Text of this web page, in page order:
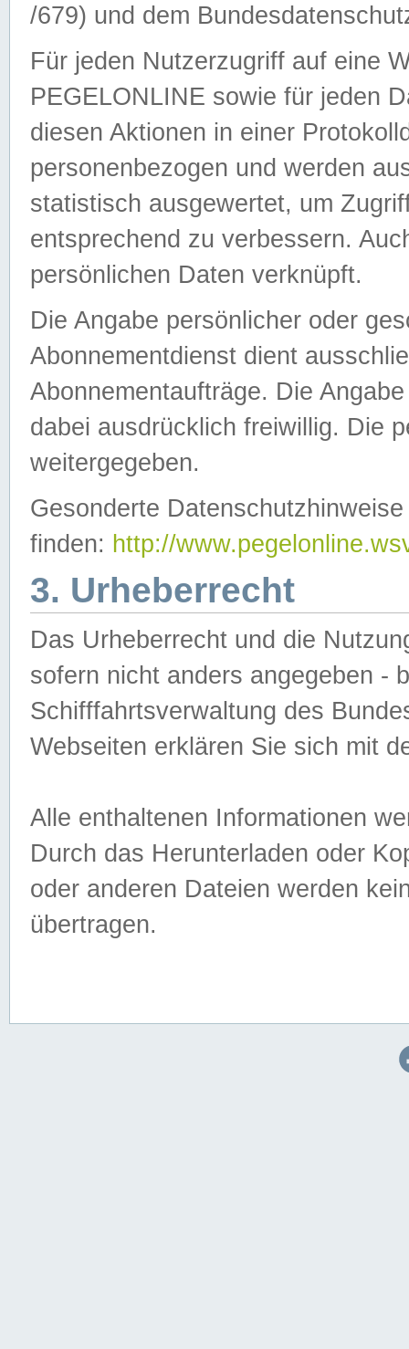
/679) und dem
Für jeden Nutzerzugriff auf eine
PEGELONLINE sowie für jeden
diesen Aktionen in einer
personenbezogen und werden
statistisch ausgewertet, um
entsprechend zu verbessern.
persönlichen Daten verknüpft.
Die Angabe persönlicher oder
Abonnementdienst dient
Abonnementaufträge. Die
dabei ausdrücklich freiwillig. Die
weitergegeben.
Gesonderte
finden: http://
3. Urheberrecht
Das Urheberrecht und die
sofern nicht anders angegeben -
Schifffahrtsverwaltung des
Webseiten erklären Sie sich mit
Alle enthaltenen Informationen
Durch das Herunterladen oder
oder anderen Dateien werden
übertragen.